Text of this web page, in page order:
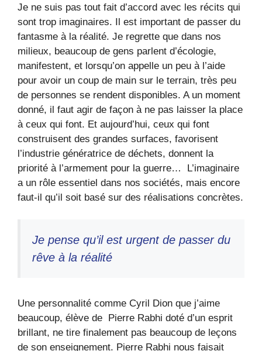
Je ne suis pas tout fait d’accord avec les récits qui
sont trop imaginaires. Il est important de passer du
fantasme à la réalité. Je regrette que dans nos
milieux, beaucoup de gens parlent d’écologie,
manifestent, et lorsqu’on appelle un peu à l’aide
pour avoir un coup de main sur le terrain, très peu
de personnes se rendent disponibles. A un moment
donné, il faut agir de façon à ne pas laisser la place
à ceux qui font. Et aujourd’hui, ceux qui font
construisent des grandes surfaces, favorisent
l’industrie génératrice de déchets, donnent la
priorité à l’armement pour la guerre… L’imaginaire
a un rôle essentiel dans nos sociétés, mais encore
faut-il qu’il soit basé sur des réalisations concrètes.
Je pense qu’il est urgent de passer du
rêve à la réalité
Une personnalité comme Cyril Dion que j’aime
beaucoup, élève de Pierre Rabhi doté d’un esprit
brillant, ne tire finalement pas beaucoup de leçons
de son enseignement. Pierre Rabhi nous faisait